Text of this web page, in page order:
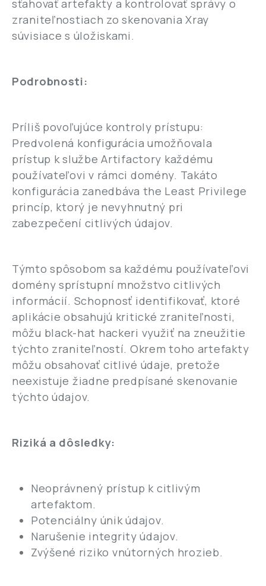
sťahovať artefakty a kontrolovať správy o
zraniteľnostiach zo skenovania Xray
súvisiace s úložiskami.
Podrobnosti:
Príliš povoľujúce kontroly prístupu:
Predvolená konfigurácia umožňovala
prístup k službe Artifactory každému
používateľovi v rámci domény. Takáto
konfigurácia zanedbáva the Least Privilege
princíp, ktorý je nevyhnutný pri
zabezpečení citlivých údajov.
Týmto spôsobom sa každému používateľovi
domény sprístupní množstvo citlivých
informácií. Schopnosť identifikovať, ktoré
aplikácie obsahujú kritické zraniteľnosti,
môžu black-hat hackeri využiť na zneužitie
týchto zraniteľností. Okrem toho artefakty
môžu obsahovať citlivé údaje, pretože
neexistuje žiadne predpísané skenovanie
týchto údajov.
Riziká a dôsledky:
Neoprávnený prístup k citlivým
artefaktom.
Potenciálny únik údajov.
Narušenie integrity údajov.
Zvýšené riziko vnútorných hrozieb.